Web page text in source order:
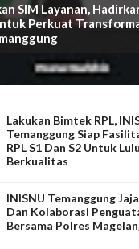
SIM Layanan,
Perkuat
Lakukan Bimtek RPL,
Temanggung Siap
RPL S1 Dan S2 Untuk
Berkualitas
INISNU Temanggung
Dan Kolaborasi
Bersama Polres